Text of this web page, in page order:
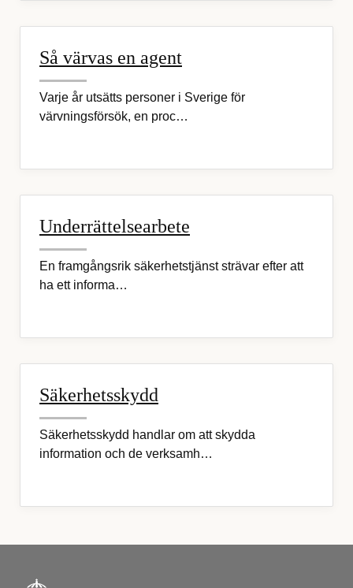
Så värvas en agent
Varje år utsätts personer i Sverige för
värvningsförsök, en proc…
Underrättelsearbete
En framgångsrik säkerhetstjänst strävar efter att
ha ett informa…
Säkerhetsskydd
Säkerhetsskydd handlar om att skydda
information och de verksamh…